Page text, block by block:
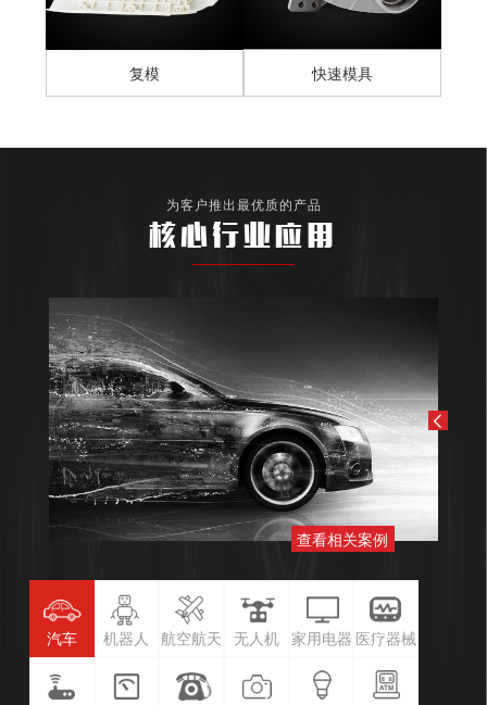
复模 快速模具
为客户推出最优质的产品
核心行业应用
查看相关案例
汽车 机器人 航空航天 无人机 家用电器 医疗器械